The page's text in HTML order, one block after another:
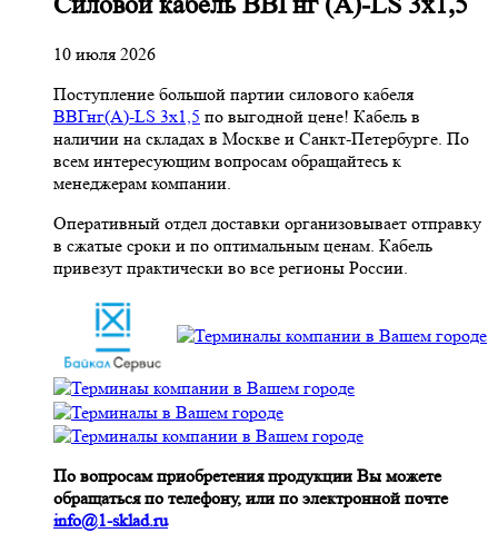
10 июля 2026
Поступление большой партии силового кабеля
ВВГнг(A)-LS 3х1,5 по выгодной цене! Кабель в
наличии на складах в Москве и Санкт-Петербурге. По
всем интересующим вопросам обращайтесь к
менеджерам компании.
Оперативный отдел доставки организовывает отправку
в сжатые сроки и по оптимальным ценам. Кабель
привезут практически во все регионы России.
По вопросам приобретения продукции Вы можете
обращаться по телефону, или по электронной почте
info@1-sklad.ru